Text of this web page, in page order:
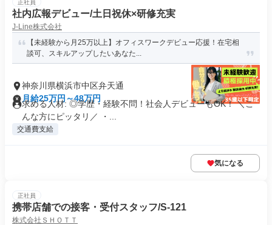
正社員
社内広報デビュー/土日祝休×研修充実
J-Line株式会社
【未経験から月25万以上】オフィスワークデビュー応援！在宅相
談可、スキルアップしたいあなた...
神奈川県横浜市中区弁天通
月給25万円～48万円
求める人材: ◎学歴・経験不問！社会人デビューもOK！ ＼こ
んな方にピッタリ／ ・...
交通費支給
気になる
正社員
携帯店舗での接客・受付スタッフ/S-121
株式会社ＳＨＯＴＴ